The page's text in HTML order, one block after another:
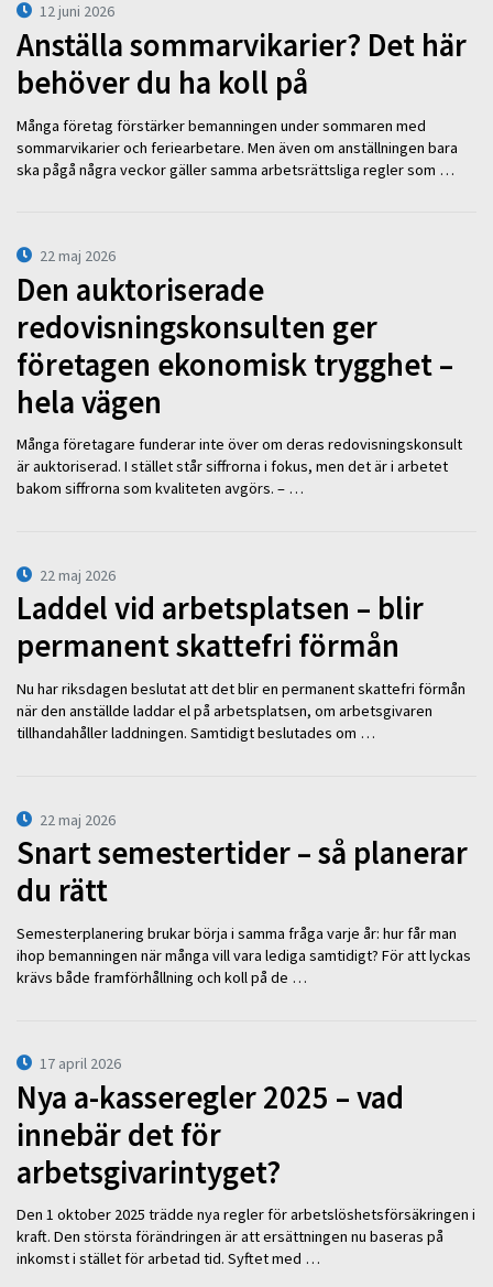
12 juni 2026
Anställa sommarvikarier? Det här
behöver du ha koll på
Många företag förstärker bemanningen under sommaren med
sommarvikarier och feriearbetare. Men även om anställningen bara
ska pågå några veckor gäller samma arbetsrättsliga regler som …
22 maj 2026
Den auktoriserade
redovisningskonsulten ger
företagen ekonomisk trygghet –
hela vägen
Många företagare funderar inte över om deras redovisningskonsult
är auktoriserad. I stället står siffrorna i fokus, men det är i arbetet
bakom siffrorna som kvaliteten avgörs. – …
22 maj 2026
Laddel vid arbetsplatsen – blir
permanent skattefri förmån
Nu har riksdagen beslutat att det blir en permanent skattefri förmån
när den anställde laddar el på arbetsplatsen, om arbetsgivaren
tillhandahåller laddningen. Samtidigt beslutades om …
22 maj 2026
Snart semestertider – så planerar
du rätt
Semesterplanering brukar börja i samma fråga varje år: hur får man
ihop bemanningen när många vill vara lediga samtidigt? För att lyckas
krävs både framförhållning och koll på de …
17 april 2026
Nya a-kasseregler 2025 – vad
innebär det för
arbetsgivarintyget?
Den 1 oktober 2025 trädde nya regler för arbetslöshetsförsäkringen i
kraft. Den största förändringen är att ersättningen nu baseras på
inkomst i stället för arbetad tid. Syftet med …